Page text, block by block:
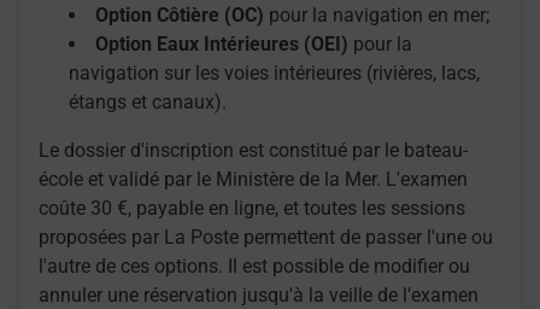
Option Côtière (OC) pour la navigation en mer;
Option Eaux Intérieures (OEI) pour la
navigation sur les voies intérieures (rivières, lacs,
étangs et canaux).
Le dossier d'inscription est constitué par le bateau-
école et validé par le Ministère de la Mer. L'examen
coûte 30 €, payable en ligne, et toutes les sessions
proposées par La Poste permettent de passer l'une ou
l'autre de ces options. Il est possible de modifier ou
annuler une réservation jusqu'à la veille de l'examen